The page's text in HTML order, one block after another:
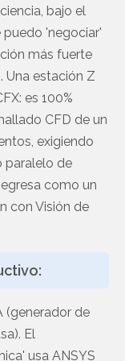
bajo el
'negociar'
más fuerte
Una estación Z
es 100%
CFD de un
exigiendo
paralelo de
como un
con Visión de
(generador de
El
usa ANSYS